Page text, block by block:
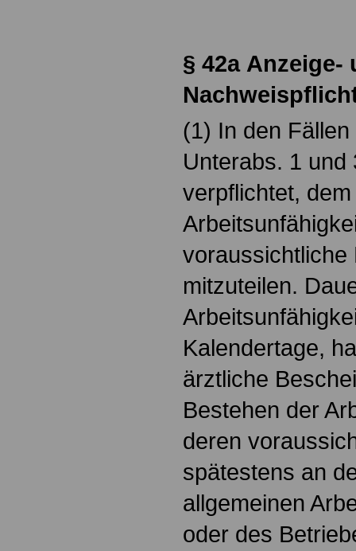
§ 42a Anzeige-
(1) In den
Unterabs. 1 und
verpflichtet,
voraussichtliche
mitzuteilen.
Kalendertage,
ärztliche
Bestehen der
deren
spätestens an
allgemeinen
oder des